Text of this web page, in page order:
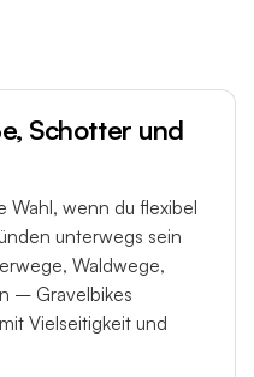
Schotter und
Wahl, wenn du flexibel
unterwegs sein
Waldwege,
– Gravelbikes
Vielseitigkeit und